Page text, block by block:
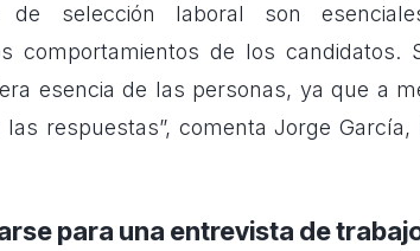
de selección laboral son
comportamientos de los candidatos.
esencia de las personas, ya que a
las respuestas”, comenta Jorge
para una entrevista de